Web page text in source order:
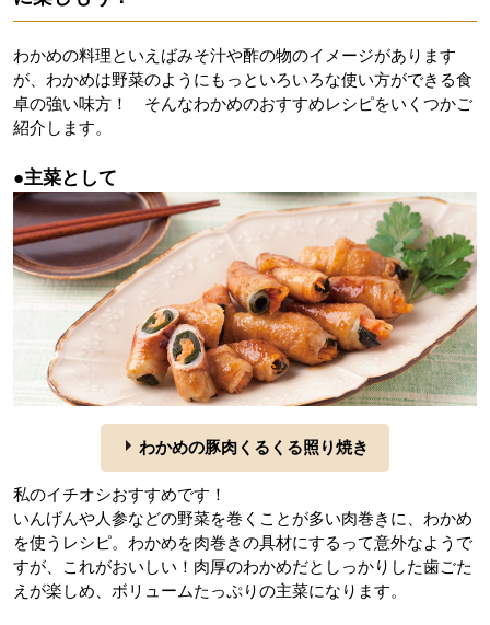
わかめの料理といえばみそ汁や酢の物のイメージがあります
が、わかめは野菜のようにもっといろいろな使い方ができる食
卓の強い味方！ そんなわかめのおすすめレシピをいくつかご
紹介します。
●主菜として
わかめの豚肉くるくる照り焼き
私のイチオシおすすめです！
いんげんや人参などの野菜を巻くことが多い肉巻きに、わかめ
を使うレシピ。わかめを肉巻きの具材にするって意外なようで
すが、これがおいしい！肉厚のわかめだとしっかりした歯ごた
えが楽しめ、ボリュームたっぷりの主菜になります。